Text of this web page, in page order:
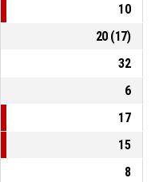
10
20(17)
32
6
17
15
8